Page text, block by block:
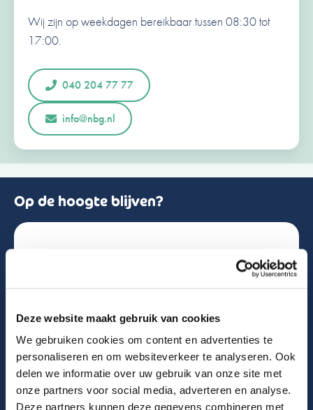
Deze website maakt gebruik van cookies
We gebruiken cookies om content en advertenties te
personaliseren en om websiteverkeer te analyseren. Ook
delen we informatie over uw gebruik van onze site met
onze partners voor social media, adverteren en analyse.
Deze partners kunnen deze gegevens combineren met
Je telefoonnummer(Vereist)
e
e
r
a
1
Opmerkingen of vragen
Wij zijn op weekdagen bereikbaar tussen 08:30 tot
17:00.
040 204 77 77
info@nbg.nl
Op de hoogte blijven?
Schrijf je in voor de nieuwsbrief!
Email